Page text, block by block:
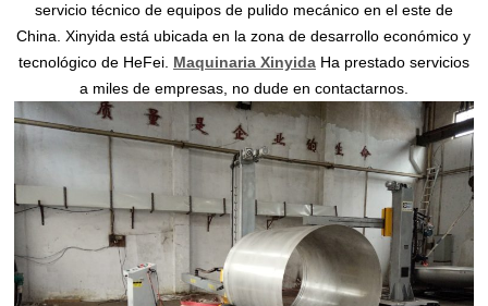
servicio técnico de equipos de pulido mecánico en el este de
China. Xinyida está ubicada en la zona de desarrollo económico y
tecnológico de HeFei. Maquinaria XinyidaHa prestado servicios
a miles de empresas, no dude en contactarnos.